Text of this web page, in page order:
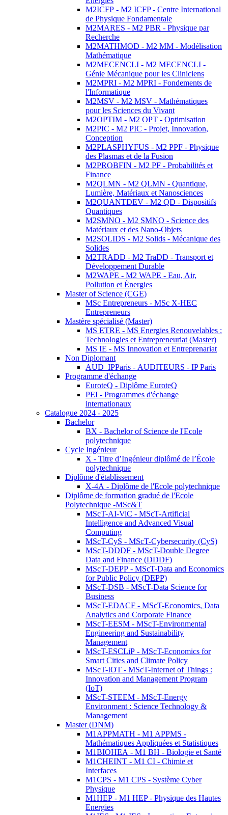
M2ICFP - M2 ICFP - Centre International
de Physique Fondamentale
M2MARES - M2 PBR - Physique par
Recherche
M2MATHMOD - M2 MM - Modélisation
Mathématique
M2MECENCLI - M2 MECENCLI -
Génie Mécanique pour les Cliniciens
M2MPRI - M2 MPRI - Fondements de
l'Informatique
M2MSV - M2 MSV - Mathématiques
pour les Sciences du Vivant
M2OPTIM - M2 OPT - Optimisation
M2PIC - M2 PIC - Projet, Innovation,
Conception
M2PLASPHYFUS - M2 PPF - Physique
des Plasmas et de la Fusion
M2PROBFIN - M2 PF - Probabilités et
Finance
M2QLMN - M2 QLMN - Quantique,
Lumière, Matériaux et Nanosciences
M2QUANTDEV - M2 QD - Dispositifs
Quantiques
M2SMNO - M2 SMNO - Science des
Matériaux et des Nano-Objets
M2SOLIDS - M2 Solids - Mécanique des
Solides
M2TRADD - M2 TraDD - Transport et
Développement Durable
M2WAPE - M2 WAPE - Eau, Air,
Pollution et Énergies
Master of Science (CGE)
MSc Entrepreneurs - MSc X-HEC
Entrepreneurs
Mastère spécialisé (Master)
MS ETRE - MS Energies Renouvelables :
Technologies et Entrepreneuriat (Master)
MS IE - MS Innovation et Entreprenariat
Non Diplomant
AUD_IPParis - AUDITEURS - IP Paris
Programme d'échange
EuroteQ - Diplôme EuroteQ
PEI - Programmes d'échange
internationaux
Catalogue 2024 - 2025
Bachelor
BX - Bachelor of Science de l'Ecole
polytechnique
Cycle Ingénieur
X - Titre d’Ingénieur diplômé de l’École
polytechnique
Diplôme d'établissement
X-4A - Diplôme de l'Ecole polytechnique
Diplôme de formation gradué de l'Ecole
Polytechnique -MSc&T
MScT-AI-ViC - MScT-Artificial
Intelligence and Advanced Visual
Computing
MScT-CyS - MScT-Cybersecurity (CyS)
MScT-DDDF - MScT-Double Degree
Data and Finance (DDDF)
MScT-DEPP - MScT-Data and Economics
for Public Policy (DEPP)
MScT-DSB - MScT-Data Science for
Business
MScT-EDACF - MScT-Economics, Data
Analytics and Corporate Finance
MScT-EESM - MScT-Environmental
Engineering and Sustainability
Management
MScT-ESCLiP - MScT-Economics for
Smart Cities and Climate Policy
MScT-IOT - MScT-Internet of Things :
Innovation and Management Program
(IoT)
MScT-STEEM - MScT-Energy
Environment : Science Technology &
Management
Master (DNM)
M1APPMATH - M1 APPMS -
Mathématiques Appliquées et Statistiques
M1BIOHEA - M1 BH - Biologie et Santé
M1CHEINT - M1 CI - Chimie et
Interfaces
M1CPS - M1 CPS - Système Cyber
Physique
M1HEP - M1 HEP - Physique des Hautes
Energies